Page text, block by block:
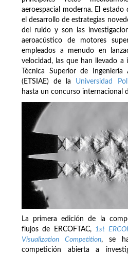
aeroespacial moderna. El
el desarrollo de estrategias
del ruido y son las
aeroacústico de motores
empleados a menudo en
velocidad, las que han llevado a
Técnica Superior de
(ETSIAE) de la Universidad
hasta un concurso internacional
La primera edición de la
flujos de ERCOFTAC, 1st
Visualization Competition, se
competición abierta a